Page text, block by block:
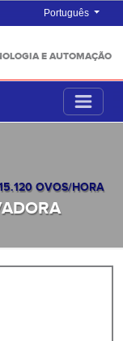
Português
E AUTOMAÇÃO
OVOS/HORA